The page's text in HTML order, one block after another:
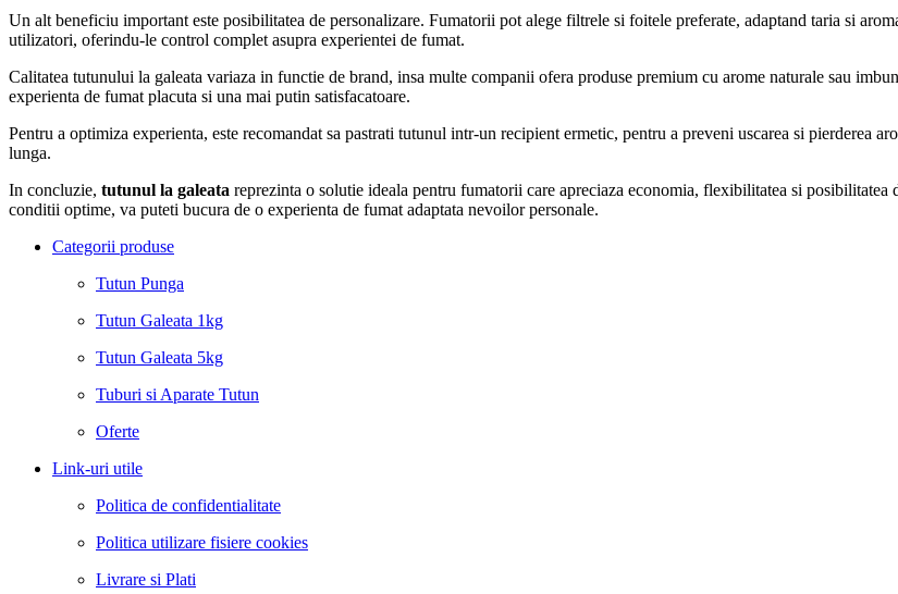
Un alt beneficiu important este posibilitatea de personalizare. Fumatorii pot alege filtrele si foitele preferate, adaptand taria si
utilizatori, oferindu-le control complet asupra experientei de fumat.
Calitatea tutunului la galeata variaza in functie de brand, insa multe companii ofera produse premium cu arome naturale sau
experienta de fumat placuta si una mai putin satisfacatoare.
Pentru a optimiza experienta, este recomandat sa pastrati tutunul intr-un recipient ermetic, pentru a preveni uscarea si pierderea
lunga.
In concluzie, tutunul la galeata reprezinta o solutie ideala pentru fumatorii care apreciaza economia, flexibilitatea si
conditii optime, va puteti bucura de o experienta de fumat adaptata nevoilor personale.
Categorii produse
Tutun Punga
Tutun Galeata 1kg
Tutun Galeata 5kg
Tuburi si Aparate Tutun
Oferte
Link-uri utile
Politica de confidentialitate
Politica utilizare fisiere cookies
Livrare si Plati